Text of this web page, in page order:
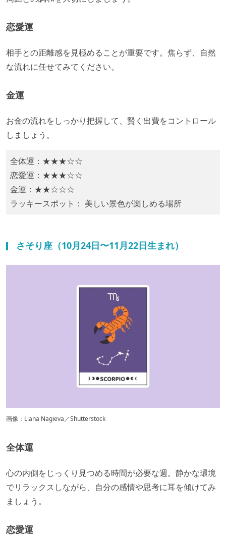
恋愛運
​相手との距離感を見極めることが重要です。焦らず、自然
な流れに任せてみてください。
金運
お金の流れをしっかり把握して、賢く出費をコントロール
しましょう。
全体運：★★★☆☆
恋愛運：★★★☆☆
金運：★★☆☆☆
ラッキースポット： 美しい景色が楽しめる場所
さそり座（10月24日〜11月22日生まれ）
画像：Liana Nagieva／Shutterstock
全体運
​心の内側をじっくり見つめる時間が必要な週。静かな環境
でリラックスしながら、自分の感情や思考に耳を傾けてみ
ましょう。
恋愛運